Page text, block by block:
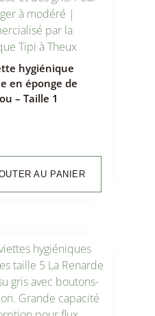
hygiénique
en éponge de
– Taille 1
AU PANIER